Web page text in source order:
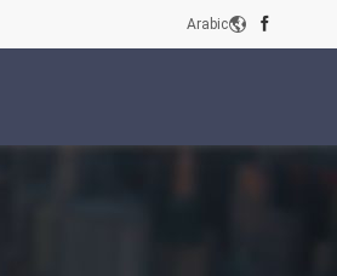
Arabic